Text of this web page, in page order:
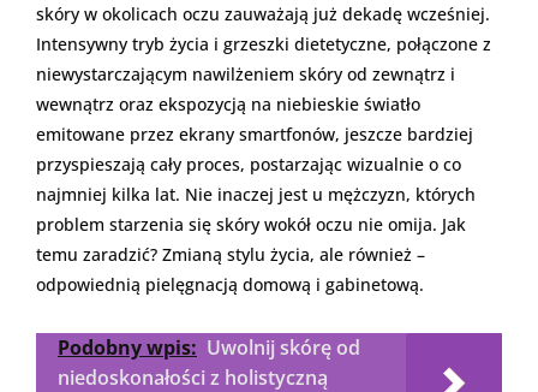
skóry w okolicach oczu zauważają już dekadę wcześniej.
Intensywny tryb życia i grzeszki dietetyczne, połączone z
niewystarczającym nawilżeniem skóry od zewnątrz i
wewnątrz oraz ekspozycją na niebieskie światło
emitowane przez ekrany smartfonów, jeszcze bardziej
przyspieszają cały proces, postarzając wizualnie o co
najmniej kilka lat. Nie inaczej jest u mężczyzn, których
problem starzenia się skóry wokół oczu nie omija. Jak
temu zaradzić? Zmianą stylu życia, ale również –
odpowiednią pielęgnacją domową i gabinetową.
Podobny wpis: Uwolnij skórę od
niedoskonałości z holistyczną